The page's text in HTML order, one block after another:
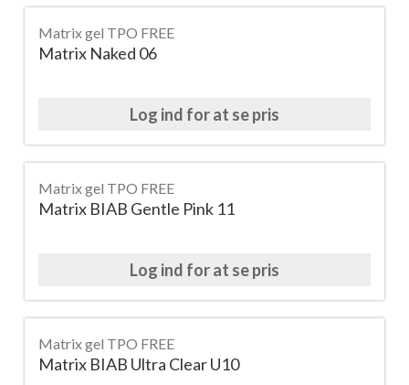
Matrix gel TPO FREE
Matrix Naked 06
Log ind for at se pris
Matrix gel TPO FREE
Matrix BIAB Gentle Pink 11
Log ind for at se pris
Matrix gel TPO FREE
Matrix BIAB Ultra Clear U10